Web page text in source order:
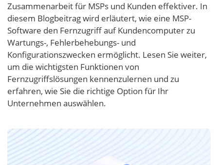
Zusammenarbeit für MSPs und Kunden effektiver. In
diesem Blogbeitrag wird erläutert, wie eine MSP-
Software den Fernzugriff auf Kundencomputer zu
Wartungs-, Fehlerbehebungs- und
Konfigurationszwecken ermöglicht. Lesen Sie weiter,
um die wichtigsten Funktionen von
Fernzugriffslösungen kennenzulernen und zu
erfahren, wie Sie die richtige Option für Ihr
Unternehmen auswählen.